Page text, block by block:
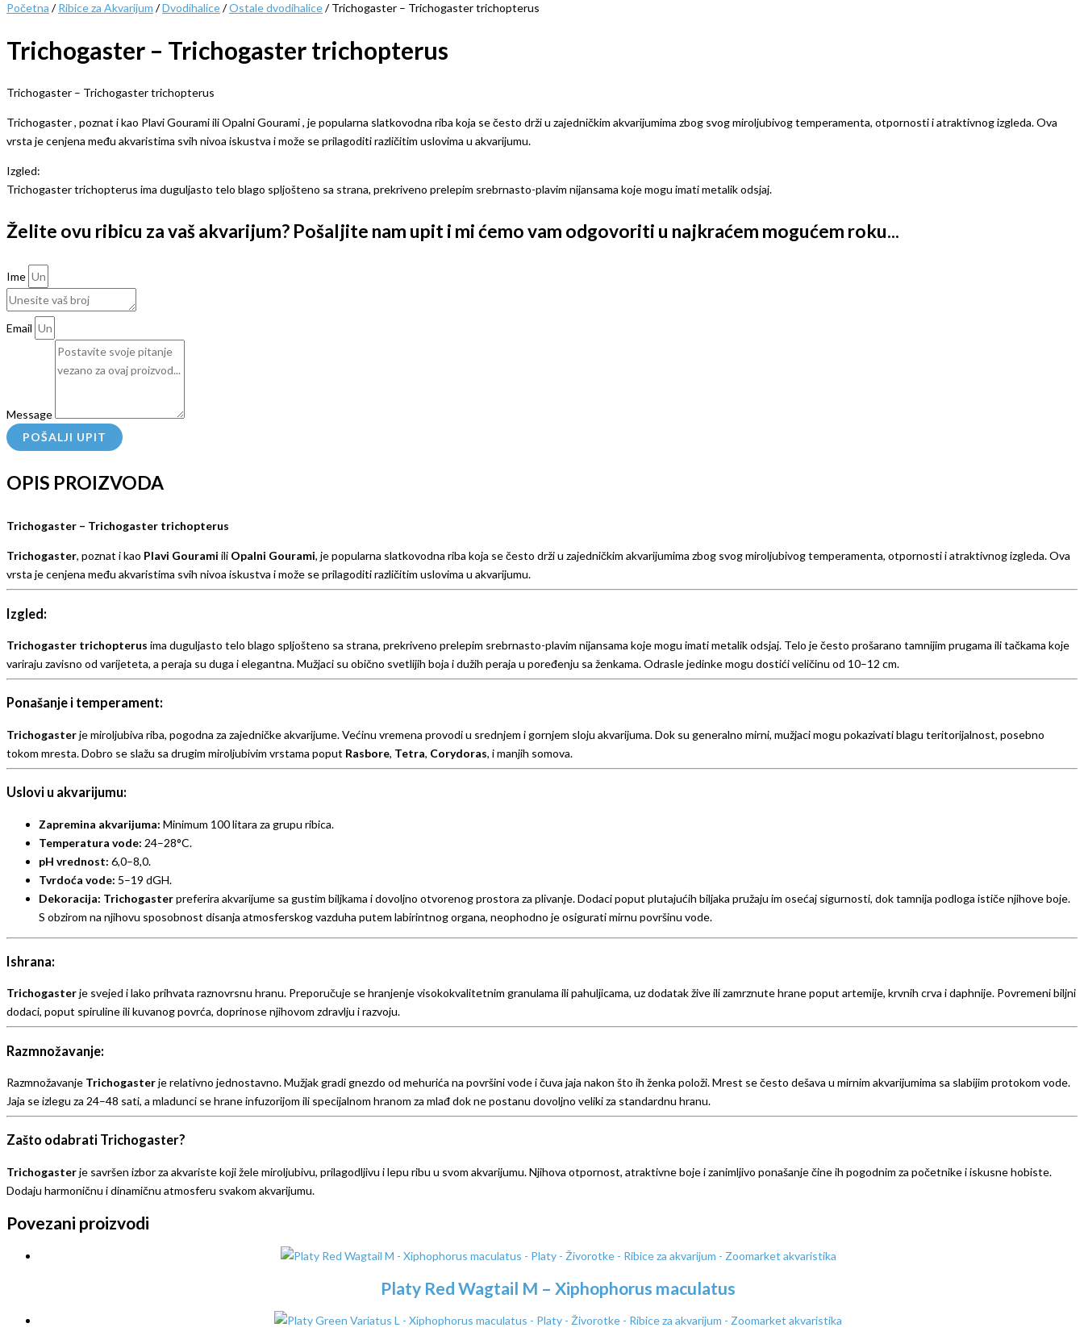
Početna /Ribice za Akvarijum /Dvodihalice/Ostale dvodihalice/ Trichogaster – Trichogaster trichopterus
Trichogaster – Trichogaster trichopterus
Trichogaster – Trichogaster trichopterus
Trichogaster , poznat i kao Plavi Gourami ili Opalni Gourami , je popularna slatkovodna riba koja se često drži u zajedničkim akvarijumima zbog svog miroljubivog temperamenta, otpornosti i atraktivnog izgleda. Ova
vrsta je cenjena među akvaristima svih nivoa iskustva i može se prilagoditi različitim uslovima u akvarijumu.
Izgled:
Trichogaster trichopterus ima duguljasto telo blago spljošteno sa strana, prekriveno prelepim srebrnasto-plavim nijansama koje mogu imati metalik odsjaj.
Želite ovu ribicu za vaš akvarijum? Pošaljite nam upit i mi ćemo vam odgovoriti u najkraćem mogućem roku...
Ime
Email
Message
POŠALJI UPIT
OPIS PROIZVODA
Trichogaster – Trichogaster trichopterus
Trichogaster, poznat i kao Plavi Gourami ili Opalni Gourami, je popularna slatkovodna riba koja se često drži u zajedničkim akvarijumima zbog svog miroljubivog temperamenta, otpornosti i atraktivnog izgleda. Ova
vrsta je cenjena među akvaristima svih nivoa iskustva i može se prilagoditi različitim uslovima u akvarijumu.
Izgled:
Trichogaster trichopterus ima duguljasto telo blago spljošteno sa strana, prekriveno prelepim srebrnasto-plavim nijansama koje mogu imati metalik odsjaj. Telo je često prošarano tamnijim prugama ili tačkama koje
variraju zavisno od varijeteta, a peraja su duga i elegantna. Mužjaci su obično svetlijih boja i dužih peraja u poređenju sa ženkama. Odrasle jedinke mogu dostići veličinu od 10–12 cm.
Ponašanje i temperament:
Trichogasterje miroljubiva riba, pogodna za zajedničke akvarijume. Većinu vremena provodi u srednjem i gornjem sloju akvarijuma. Dok su generalno mirni, mužjaci mogu pokazivati blagu teritorijalnost, posebno
tokom mresta. Dobro se slažu sa drugim miroljubivim vrstama poput Rasbore, Tetra, Corydoras, i manjih somova.
Uslovi u akvarijumu:
Zapremina akvarijuma: Minimum 100 litara za grupu ribica.
Temperatura vode: 24–28°C.
pH vrednost: 6,0–8,0.
Tvrdoća vode: 5–19 dGH.
Dekoracija: Trichogasterpreferira akvarijume sa gustim biljkama i dovoljno otvorenog prostora za plivanje. Dodaci poput plutajućih biljaka pružaju im osećaj sigurnosti, dok tamnija podloga ističe njihove boje.
S obzirom na njihovu sposobnost disanja atmosferskog vazduha putem labirintnog organa, neophodno je osigurati mirnu površinu vode.
Ishrana:
Trichogasterje svejed i lako prihvata raznovrsnu hranu. Preporučuje se hranjenje visokokvalitetnim granulama ili pahuljicama, uz dodatak žive ili zamrznute hrane poput artemije, krvnih crva i daphnije. Povremeni biljni
dodaci, poput spiruline ili kuvanog povrća, doprinose njihovom zdravlju i razvoju.
Razmnožavanje:
Razmnožavanje Trichogasterje relativno jednostavno. Mužjak gradi gnezdo od mehurića na površini vode i čuva jaja nakon što ih ženka položi. Mrest se često dešava u mirnim akvarijumima sa slabijim protokom vode.
Jaja se izlegu za 24–48 sati, a mladunci se hrane infuzorijom ili specijalnom hranom za mlađ dok ne postanu dovoljno veliki za standardnu hranu.
Zašto odabrati Trichogaster?
Trichogasterje savršen izbor za akvariste koji žele miroljubivu, prilagodljivu i lepu ribu u svom akvarijumu. Njihova otpornost, atraktivne boje i zanimljivo ponašanje čine ih pogodnim za početnike i iskusne hobiste.
Dodaju harmoničnu i dinamičnu atmosferu svakom akvarijumu.
Povezani proizvodi
Platy Red Wagtail M – Xiphophorus maculatus